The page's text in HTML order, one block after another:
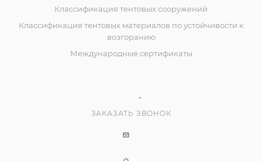
Классификация тентовых сооружений
Классификация тентовых материалов по устойчивости к
возгоранию
Международные сертификаты
ЗАКАЗАТЬ ЗВОНОК